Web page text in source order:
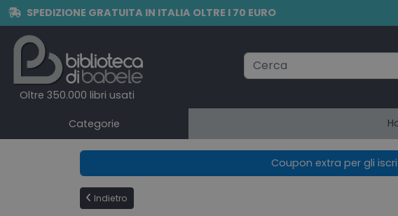
SPEDIZIONE GRATUITA IN ITALIA OLTRE I 70 EURO
Oltre 350.000 libri usati
Categorie
Coupon extra per gli
Indietro